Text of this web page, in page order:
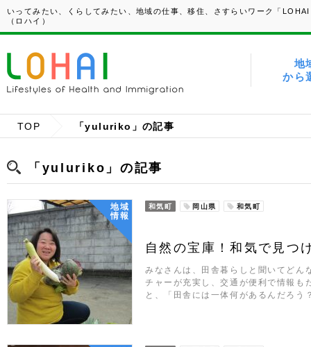
いってみたい、くらしてみたい、地域の仕事、移住、さすらいワーク「
（ロハイ）
地
から
TOP 「yuluriko」の記事
「yuluriko」の記事
地域
情報
和気町 岡山県 和気町
自然の宝庫！和気で見つ
みなさんは、田舎暮らしと聞いてどん
チャーが充実し、交通が便利で情報も
と、「田舎には一体何があるんだろ